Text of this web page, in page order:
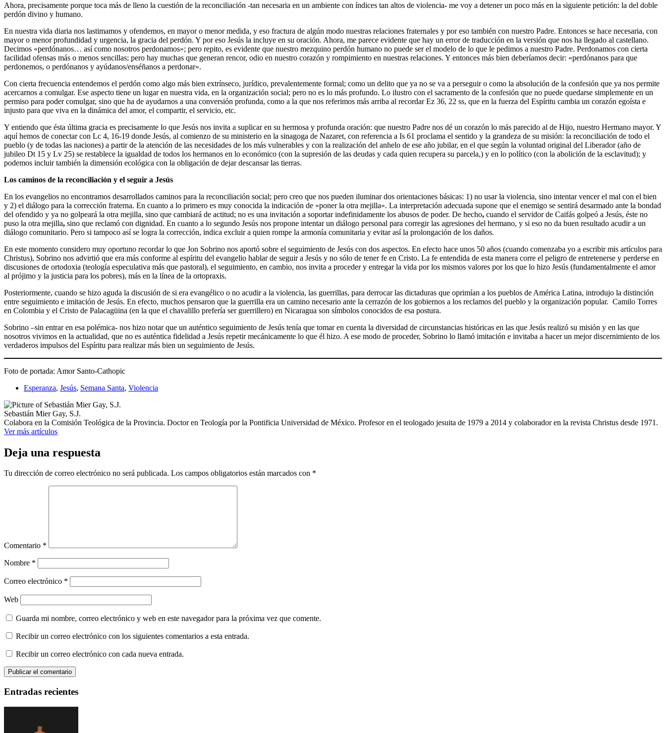
Ahora, precisamente porque toca más de lleno la cuestión de la reconciliación -tan necesaria en un ambiente con índices tan altos de violencia- me voy a detener un poco más en la siguiente petición: la del doble
perdón divino y humano.
En nuestra vida diaria nos lastimamos y ofendemos, en mayor o menor medida, y eso fractura de algún modo nuestras relaciones fraternales y por eso también con nuestro Padre. Entonces se hace necesaria, con
mayor o menor profundidad y urgencia, la gracia del perdón. Y por eso Jesús la incluye en su oración. Ahora, me parece evidente que hay un error de traducción en la versión que nos ha llegado al castellano.
Decimos «perdónanos… así como nosotros perdonamos»; pero repito, es evidente que nuestro mezquino perdón humano no puede ser el modelo de lo que le pedimos a nuestro Padre. Perdonamos con cierta
facilidad ofensas más o menos sencillas; pero hay muchas que generan rencor, odio en nuestro corazón y rompimiento en nuestras relaciones. Y entonces más bien deberíamos decir: «perdónanos para que
perdonemos, o perdónanos y ayúdanos/enséñanos a perdonar».
Con cierta frecuencia entendemos el perdón como algo más bien extrínseco, jurídico, prevalentemente formal; como un delito que ya no se va a perseguir o como la absolución de la confesión que ya nos permite
acercarnos a comulgar. Ese aspecto tiene un lugar en nuestra vida, en la organización social; pero no es lo más profundo. Lo ilustro con el sacramento de la confesión que no puede quedarse simplemente en un
permiso para poder comulgar, sino que ha de ayudarnos a una conversión profunda, como a la que nos referimos más arriba al recordar Ez 36, 22 ss, que en la fuerza del Espíritu cambia un corazón egoísta e
injusto para que viva en la dinámica del amor, el compartir, el servicio, etc.
Y entiendo que ésta última gracia es precisamente lo que Jesús nos invita a suplicar en su hermosa y profunda oración: que nuestro Padre nos dé un corazón lo más parecido al de Hijo, nuestro Hermano mayor. Y
aquí hemos de conectar con Lc 4, 16-19 donde Jesús, al comienzo de su ministerio en la sinagoga de Nazaret, con referencia a Is 61 proclama el sentido y la grandeza de su misión: la reconciliación de todo el
pueblo (y de todas las naciones) a partir de la atención de las necesidades de los más vulnerables y con la realización del anhelo de ese año jubilar, en el que según la voluntad original del Liberador (año de
jubileo Dt 15 y Lv 25) se restablece la igualdad de todos los hermanos en lo económico (con la supresión de las deudas y cada quien recupera su parcela,) y en lo político (con la abolición de la esclavitud); y
podemos incluir también la dimensión ecológica con la obligación de dejar descansar las tierras.
Los caminos de la reconciliación y el seguir a Jesús
En los evangelios no encontramos desarrollados caminos para la reconciliación social; pero creo que nos pueden iluminar dos orientaciones básicas: 1) no usar la violencia, sino intentar vencer el mal con el bien
y 2) el diálogo para la corrección fraterna. En cuanto a lo primero es muy conocida la indicación de «poner la otra mejilla». La interpretación adecuada supone que el enemigo se sentirá desarmado ante la bondad
del ofendido y ya no golpeará la otra mejilla, sino que cambiará de actitud; no es una invitación a soportar indefinidamente los abusos de poder. De hecho, cuando el servidor de Caifás golpeó a Jesús, éste no
puso la otra mejilla, sino que reclamó con dignidad. En cuanto a lo segundo Jesús nos propone intentar un diálogo personal para corregir las agresiones del hermano, y si eso no da buen resultado acudir a un
diálogo comunitario. Pero si tampoco así se logra la corrección, indica excluir a quien rompe la armonía comunitaria y evitar así la prolongación de los daños.
En este momento considero muy oportuno recordar lo que Jon Sobrino nos aportó sobre el seguimiento de Jesús con dos aspectos. En efecto hace unos 50 años (cuando comenzaba yo a escribir mis artículos para
Christus), Sobrino nos advirtió que era más conforme al espíritu del evangelio hablar de seguir a Jesús y no sólo de tener fe en Cristo. La fe entendida de esta manera corre el peligro de entretenerse y perderse en
discusiones de ortodoxia (teología especulativa más que pastoral), el seguimiento, en cambio, nos invita a proceder y entregar la vida por los mismos valores por los que lo hizo Jesús (fundamentalmente el amor
al prójimo y la justicia para los pobres), más en la línea de la ortopraxis.
Posteriormente, cuando se hizo aguda la discusión de si era evangélico o no acudir a la violencia, las guerrillas, para derrocar las dictaduras que oprimían a los pueblos de América Latina, introdujo la distinción
entre seguimiento e imitación de Jesús. En efecto, muchos pensaron que la guerrilla era un camino necesario ante la cerrazón de los gobiernos a los reclamos del pueblo y la organización popular. Camilo Torres
en Colombia y el Cristo de Palacagüina (en la que el chavalillo prefería ser guerrillero) en Nicaragua son símbolos conocidos de esa postura.
Sobrino –sin entrar en esa polémica- nos hizo notar que un auténtico seguimiento de Jesús tenía que tomar en cuenta la diversidad de circunstancias históricas en las que Jesús realizó su misión y en las que
nosotros vivimos en la actualidad, que no es auténtica fidelidad a Jesús repetir mecánicamente lo que él hizo. A ese modo de proceder, Sobrino lo llamó imitación e invitaba a hacer un mejor discernimiento de los
verdaderos impulsos del Espíritu para realizar más bien un seguimiento de Jesús.
Foto de portada: Amor Santo-Cathopic
Esperanza, Jesús, Semana Santa, Violencia
Sebastián Mier Gay, S.J.
Colabora en la Comisión Teológica de la Provincia. Doctor en Teología por la Pontificia Universidad de México. Profesor en el teologado jesuita de 1979 a 2014 y colaborador en la revista Christus desde 1971.
Ver más artículos
Deja una respuesta
Tu dirección de correo electrónico no será publicada. Los campos obligatorios están marcados con *
Comentario *
Nombre *
Correo electrónico *
Web
Guarda mi nombre, correo electrónico y web en este navegador para la próxima vez que comente.
Recibir un correo electrónico con los siguientes comentarios a esta entrada.
Recibir un correo electrónico con cada nueva entrada.
Entradas recientes